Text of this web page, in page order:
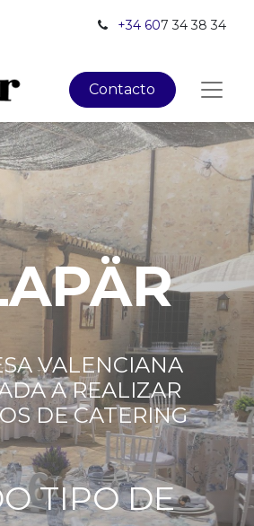
+34 607 34 38 34
Contacto
VALENCIANA
A REALIZAR
DE CATERING
TIPO DE